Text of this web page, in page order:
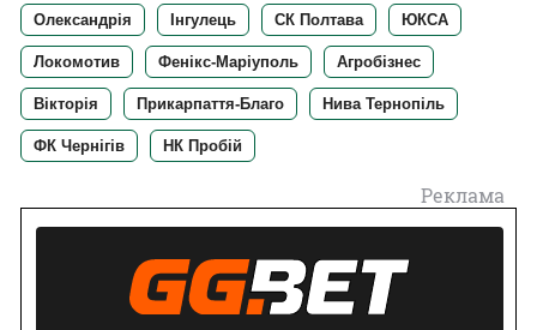
Олександрія Інгулець СК Полтава ЮКСА
Локомотив Фенікс-Маріуполь Агробізнес
Вікторія Прикарпаття-Благо Нива Тернопіль
ФК Чернігів НК Пробій
Реклама